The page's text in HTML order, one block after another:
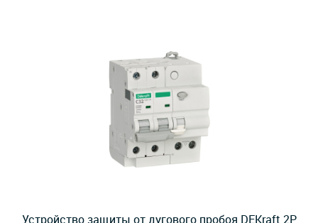
Устройство защиты от дугового пробоя DEKraft 2P